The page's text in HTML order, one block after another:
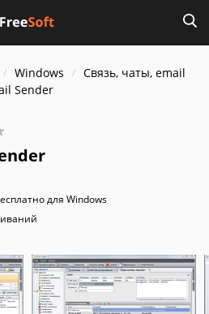
Windows
Связь, чаты, email
Sender
для Windows